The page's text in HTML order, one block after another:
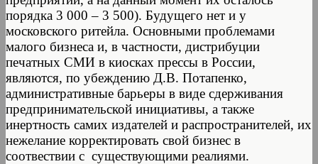
порядка 3 000 – 3 500). Будущего нет и у
московского ритейла. Основными проблемами
малого бизнеса и, в частности, дистрибуции
печатных СМИ в киосках прессы в России,
являются, по убеждению Д.В. Потапенко,
административные барьеры в виде сдерживания
предпринимательской инициативы, а также
инертность самих издателей и распространителей, их
нежелание корректировать свой бизнес в
соотвествии с существующими реалиями.